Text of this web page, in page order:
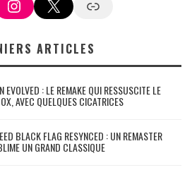
Instagram
X Google News
ARTICLES
EVOLVED : LE REMAKE QUI RESSUSCITE LE
AVEC QUELQUES CICATRICES
BLACK FLAG RESYNCED : UN REMASTER
UN GRAND CLASSIQUE